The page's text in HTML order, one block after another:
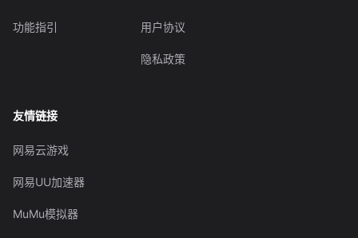
功能指引 用户协议
隐私政策
友情链接
网易云游戏
网易UU加速器
MuMu模拟器